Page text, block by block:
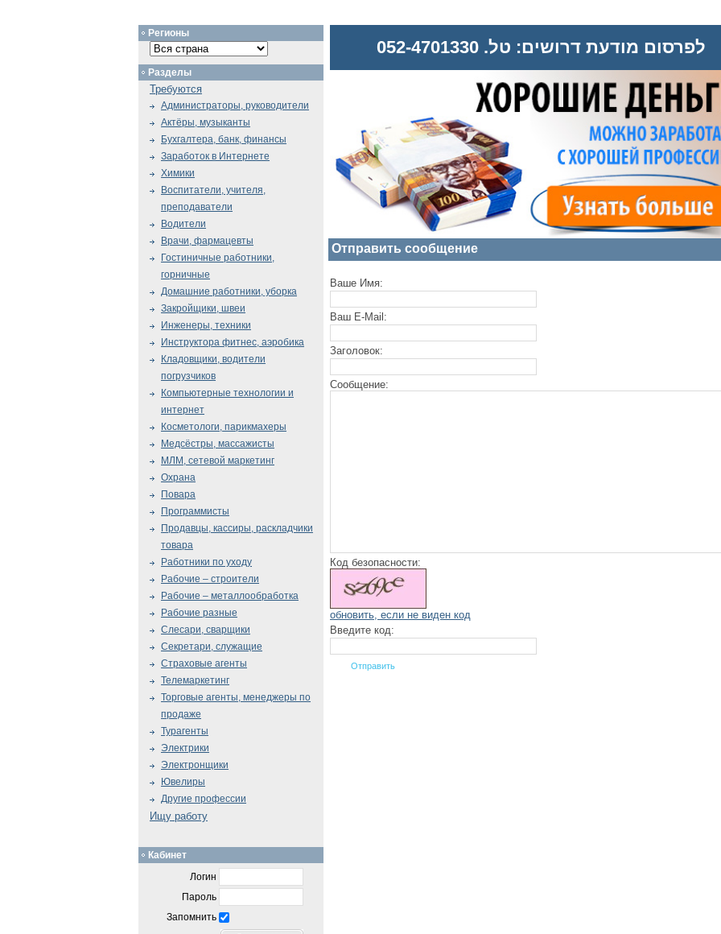
לפרסום מודעת דרושים: טל. 052-4701330
Отправить сообщение
Ваше Имя:
Ваш E-Mail:
Заголовок:
Сообщение:
Код безопасности:
обновить, если не виден код
Введите код:
Регионы
Разделы
Требуются
Администраторы, руководители
Актёры, музыканты
Бухгалтера, банк, финансы
Заработок в Интернете
Химики
Воспитатели, учителя,
преподаватели
Водители
Врачи, фармацевты
Гостиничные работники,
горничные
Домашние работники, уборка
Закройщики, швеи
Инженеры, техники
Инструктора фитнес, аэробика
Кладовщики, водители
погрузчиков
Компьютерные технологии и
интернет
Косметологи, парикмахеры
Медсёстры, массажисты
МЛМ, сетевой маркетинг
Охрана
Повара
Программисты
Продавцы, кассиры, раскладчики
товара
Работники по уходу
Рабочие – строители
Рабочие – металлообработка
Рабочие разные
Слесари, сварщики
Секретари, служащие
Страховые агенты
Телемаркетинг
Торговые агенты, менеджеры по
продаже
Турагенты
Электрики
Электронщики
Ювелиры
Другие профессии
Ищу работу
Кабинет
Логин
Пароль
Запомнить